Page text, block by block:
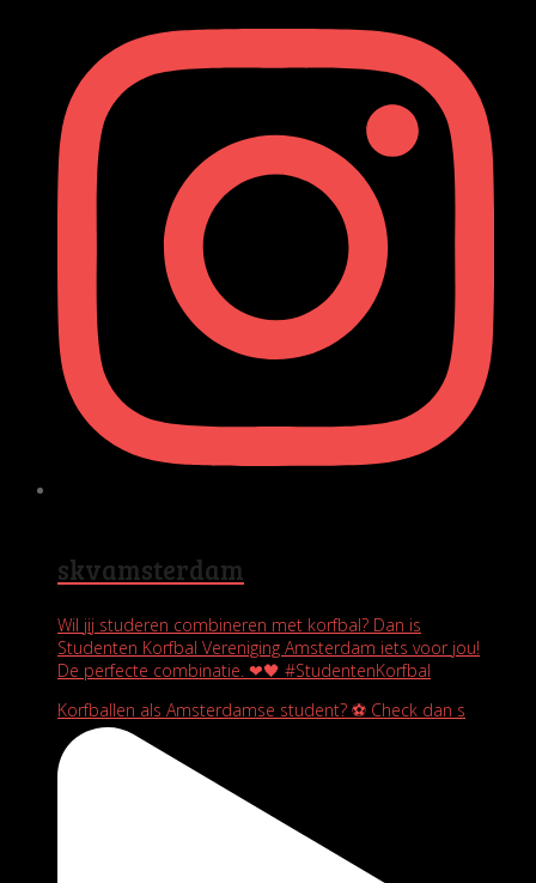
skvamsterdam
Wil jij studeren combineren met korfbal? Dan is
Studenten Korfbal Vereniging Amsterdam iets voor jou!
De perfecte combinatie. ❤🖤 #StudentenKorfbal
Korfballen als Amsterdamse student? ⚽️ Check dan s